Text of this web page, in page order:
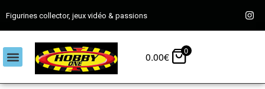
Figurines collector, jeux vidéo & passions
0.00€ 0